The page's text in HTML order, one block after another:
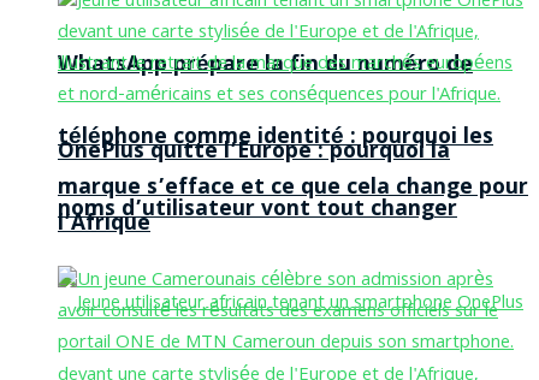
WhatsApp prépare la fin du numéro de
téléphone comme identité : pourquoi les
noms d’utilisateur vont tout changer
OnePlus quitte l’Europe : pourquoi la
marque s’efface et ce que cela change pour
l’Afrique